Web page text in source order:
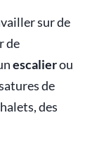
sur de
de
escalierou
de
des